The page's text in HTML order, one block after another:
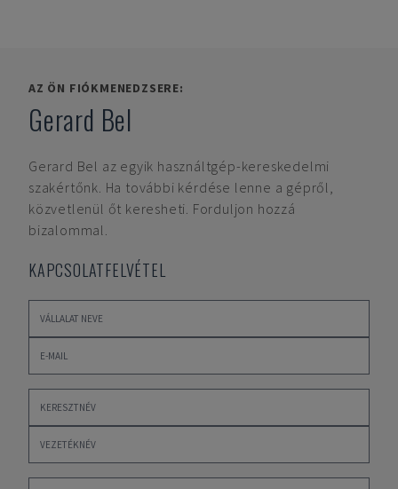
AZ ÖN FIÓKMENEDZSERE:
Gerard Bel
Gerard Bel az egyik használtgép-kereskedelmi
szakértőnk. Ha további kérdése lenne a gépről,
közvetlenül őt keresheti. Forduljon hozzá
bizalommal.
KAPCSOLATFELVÉTEL